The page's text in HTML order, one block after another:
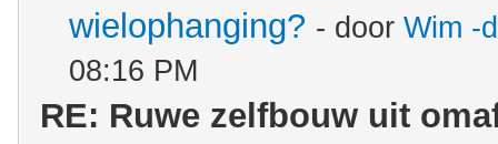
wielophanging? - door Wim -
08:16 PM
RE: Ruwe zelfbouw uit